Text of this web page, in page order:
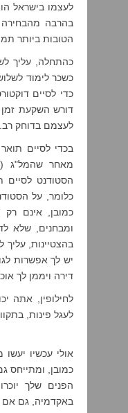
לעצמו בישראל
בהרבה מהבחירה
הטובות ביותר
כשכר לימוד
כדי לסיים
דורש השקעת
לעצמם בדוחק רב.
מאחר שהמל"ג
כמובן, אינם
ומבחנים, שלא
בהצטיינות,
יש לך אפשרות
דירה ויממן לך
לחילופין, אתה
לעגל פינות,
אולי עכשיו
כמובן, ומתייחס
הפנים שלך
באקדמיה, גם אם